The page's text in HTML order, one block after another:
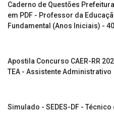
Caderno de Questões
em PDF - Professor da
Fundamental (Anos Iniciais) -
Apostila Concurso CAER-RR
TEA - Assistente Administrativo
Simulado - SEDES-DF -